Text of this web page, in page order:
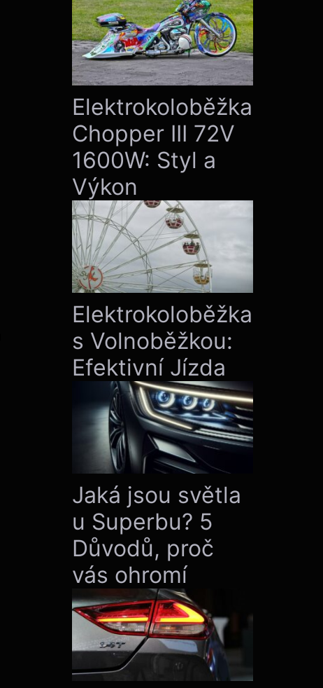
Elektrokoloběžka
Chopper III 72V
1600W: Styl a
Výkon
Elektrokoloběžka
s Volnoběžkou:
Efektivní Jízda
Jaká jsou světla
u Superbu? 5
Důvodů, proč
vás ohromí